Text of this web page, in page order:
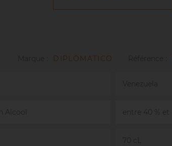
DIPLOMATICO